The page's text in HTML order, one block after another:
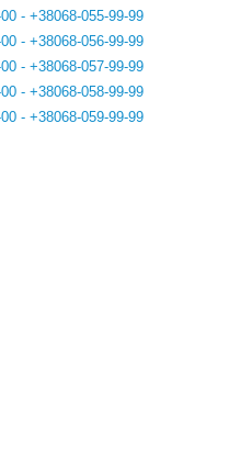
- +38068-055-99-99
- +38068-056-99-99
- +38068-057-99-99
- +38068-058-99-99
- +38068-059-99-99